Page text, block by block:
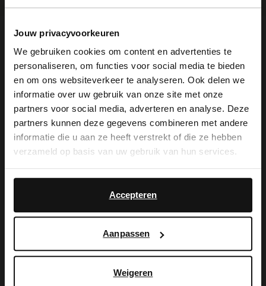
Jouw privacyvoorkeuren
We gebruiken cookies om content en advertenties te
personaliseren, om functies voor social media te bieden
en om ons websiteverkeer te analyseren. Ook delen we
informatie over uw gebruik van onze site met onze
partners voor social media, adverteren en analyse. Deze
partners kunnen deze gegevens combineren met andere
informatie die u aan ze heeft verstrekt of die ze hebben
verzameld op basis van uw gebruik van hun services.
Accepteren
Aanpassen
Weigeren
Omschrijving
Beige nubuck sneakers van het merk No
stress met een zool van 3 cm en een
memory foam voetbed. We adviseren als
suède/nubuck spray in transparant.
×
View this website in English?
It looks like your language isn't Dutch. Would
you like to switch to English?
English